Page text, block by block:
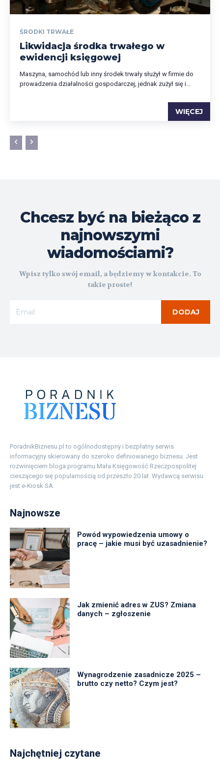
ŚRODKI TRWAŁE
Likwidacja środka trwałego w
ewidencji księgowej
Maszyna, samochód lub inny środek trwały służył w firmie do
prowadzenia działalności gospodarczej, jednak zużył się i...
WIĘCEJ
Chcesz być na bieżąco z
najnowszymi
wiadomościami?
Wpisz tylko swój email, a będziemy w kontakcie. To
takie proste!
DODAJ
PoradnikBiznesu.pl to ogólnodostępny i bezpłatny serwis
informacyjny skierowany do szeroko definiowanego biznesu. Jest
rozwinięciem bloga programu Mała Księgowość Rzeczpospolitej
cieszącego się popularnością od przeszło 20 lat. Wydawcą serwisu
jest e-Kiosk SA.
Najnowsze
Powód wypowiedzenia umowy o
pracę – jakie musi być uzasadnienie?
Jak zmienić adres w ZUS? Zmiana
danych – zgłoszenie
Wynagrodzenie zasadnicze 2025 –
brutto czy netto? Czym jest?
Najchętniej czytane